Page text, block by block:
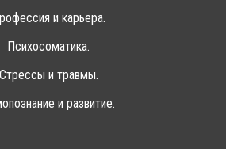
и карьера.
Психосоматика.
Стрессы и травмы.
и развитие.